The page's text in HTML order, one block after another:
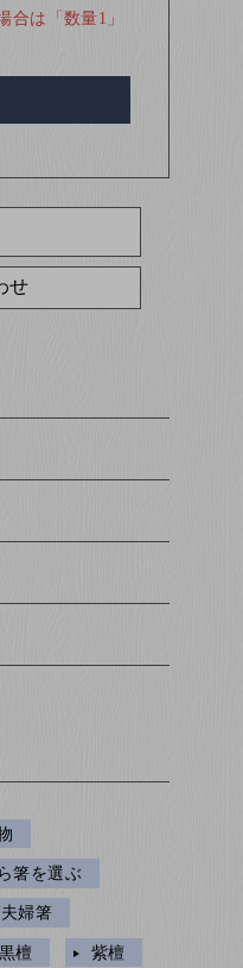
は「数量1」
せ
箸を選ぶ
婦箸
黒檀 紫檀